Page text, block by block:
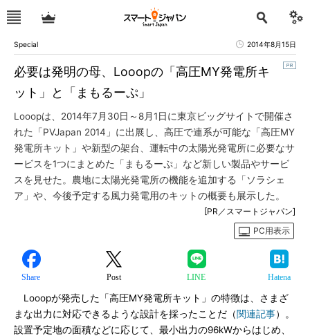
Special 2014年8月15日
必要は発明の母、Looopの「高圧MY発電所キ
ット」と「まもるーぷ」
Looopは、2014年7月30日～8月1日に東京ビッグサイトで開催さ
れた「PVJapan 2014」に出展し、高圧で連系が可能な「高圧MY
発電所キット」や新型の架台、運転中の太陽光発電所に必要なサ
ービスを1つにまとめた「まもるーぷ」など新しい製品やサービ
スを見せた。農地に太陽光発電所の機能を追加する「ソラシェ
ア」や、今後予定する風力発電用のキットの概要も展示した。
[PR／スマートジャパン]
PC用表示
Share Post LINE Hatena
Looopが発売した「高圧MY発電所キット」の特徴は、さまざ
まな出力に対応できるような設計を採ったことだ（関連記事）。
設置予定地の面積などに応じて、最小出力の96kWからはじめ、